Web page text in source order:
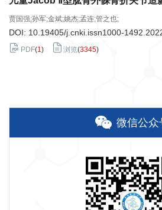
贾国强;孙军;金斌;姚杰;孟连;管之也;
DOI: 10.19405/j.cnki.issn1000-
PDF(1) 浏览(3345)
微信公众